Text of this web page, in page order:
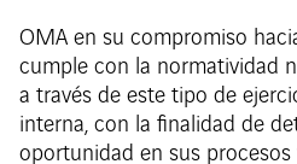
OMA en su compromiso
cumple con la normatividad
a través de este tipo de
interna, con la finalidad de
oportunidad en sus procesos